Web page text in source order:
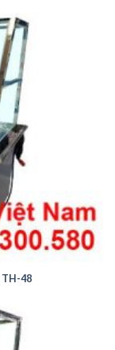
TH-48